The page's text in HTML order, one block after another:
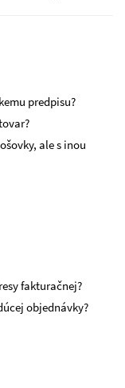
predpisu?
ale s inou
fakturačnej?
objednávky?